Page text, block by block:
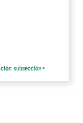
subsección>